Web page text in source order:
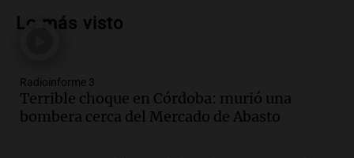
Caputo | Por Sergio Suppo
Audio. Desalojos: propietarios del
interior, no se aten los rulos | Por
Adrián Simioni
Lo más visto
Radioinforme 3
Terrible choque en Córdoba: murió una
bombera cerca del Mercado de Abasto